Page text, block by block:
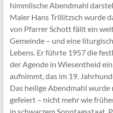
himmlische Abendmahl
Maler Hans Trillitzsch wurde
von Pfarrer Schott fällt ein
Gemeinde – und eine
Lebens. Er führte 1957 die
der Agende in Wiesentheid
aufnimmt, das im 19.
Das heilige Abendmahl
gefeiert – nicht mehr wie